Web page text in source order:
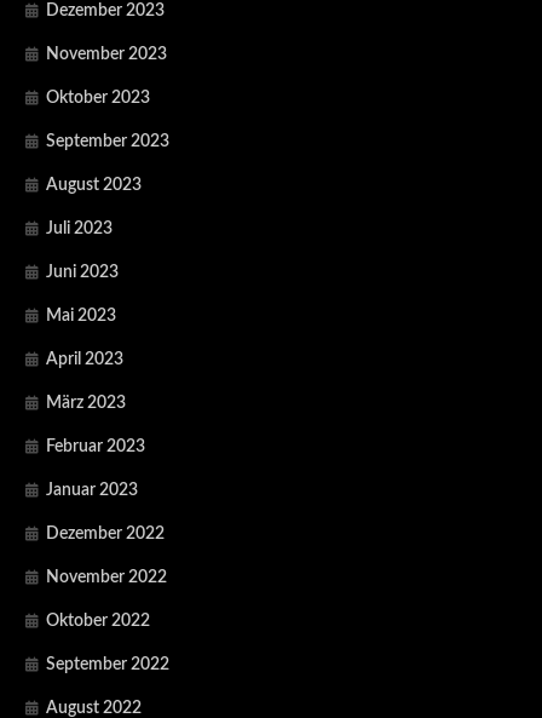
Dezember 2023
November 2023
Oktober 2023
September 2023
August 2023
Juli 2023
Juni 2023
Mai 2023
April 2023
März 2023
Februar 2023
Januar 2023
Dezember 2022
November 2022
Oktober 2022
September 2022
August 2022